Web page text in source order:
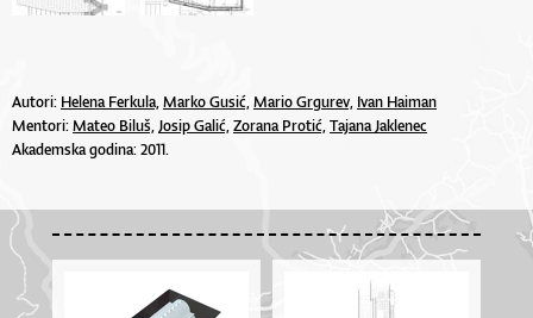
Autori: Helena Ferkula,Marko Gusić,Mario Grgurev, Ivan Haiman
Mentori:Mateo Biluš,Josip Galić,Zorana Protić,Tajana Jaklenec
Akademska godina: 2011.